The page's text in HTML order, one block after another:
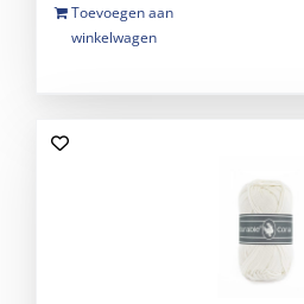
Toevoegen aan
winkelwagen